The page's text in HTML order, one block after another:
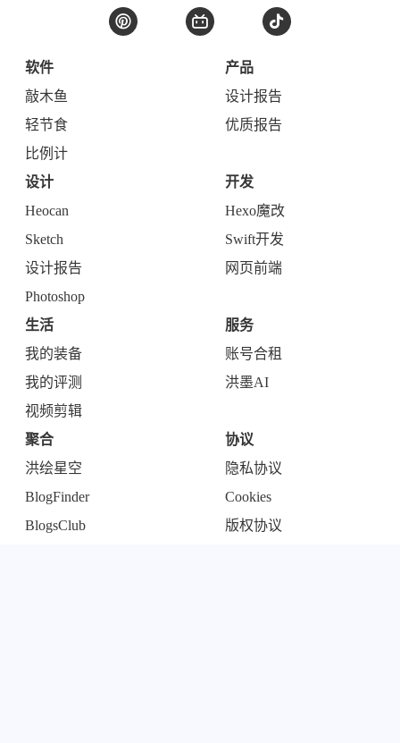
软件
敲木鱼
轻节食
比例计
产品
设计报告
优质报告
设计
Heocan
Sketch
设计报告
Photoshop
开发
Hexo魔改
Swift开发
网页前端
生活
我的装备
我的评测
视频剪辑
服务
账号合租
洪墨AI
聚合
洪绘星空
BlogFinder
BlogsClub
协议
隐私协议
Cookies
版权协议